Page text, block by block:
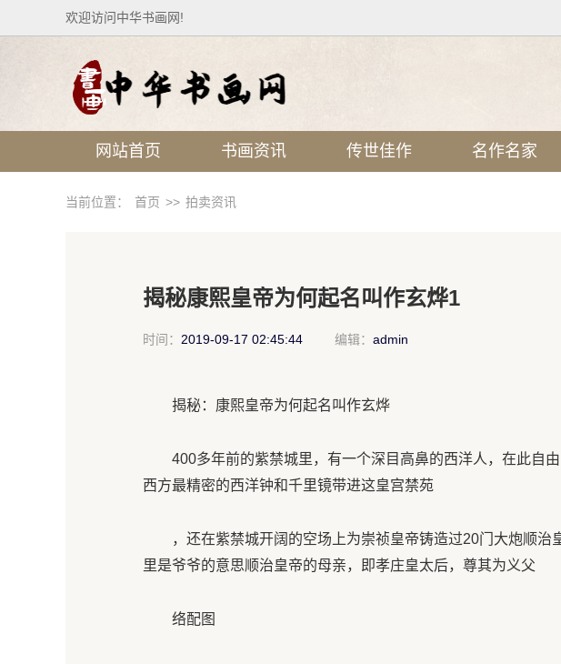
欢迎访问中华书画网!
网站首页 书画资讯 传世佳作 名作名家
当前位置： 首页 >> 拍卖资讯
揭秘康熙皇帝为何起名叫作玄烨1
时间： 2019-09-17 02:45:44 编辑： admin
揭秘：康熙皇帝为何起名叫作玄烨
400多年前的紫禁城里，有一个深目高鼻的西洋人，在此自由
西方最精密的西洋钟和千里镜带进这皇宫禁苑
，还在紫禁城开阔的空场上为崇祯皇帝铸造过20门大炮顺治皇
里是爷爷的意思顺治皇帝的母亲，即孝庄皇太后，尊其为义父
络配图